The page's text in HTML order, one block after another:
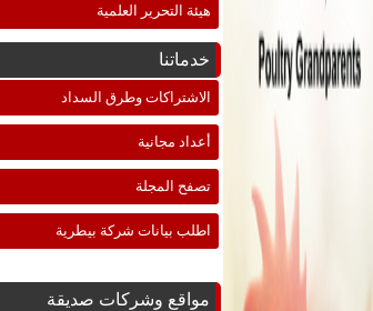
هيئة التحرير العلمية
خدماتنا
الاشتراكات وطرق السداد
أعداد مجانية
تصفح المجلة
اطلب بيانات شركة بيطرية
مواقع وشركات صديقة